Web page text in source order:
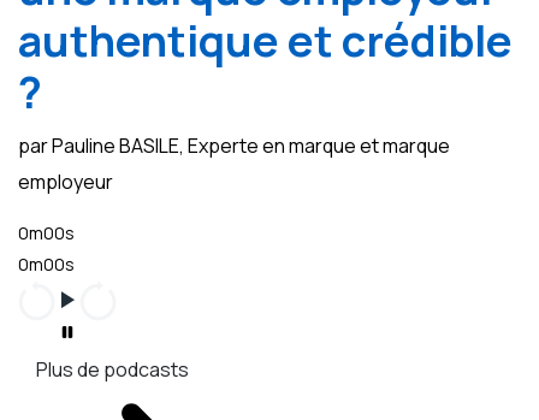
authentique et crédible
?
par Pauline BASILE, Experte en marque et marque
employeur
0m00s
0m00s
Plus de podcasts